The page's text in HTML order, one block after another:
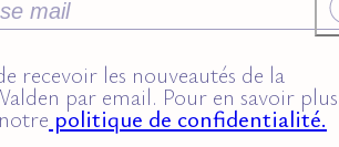
recevoir les nouveautés de la
par email. Pour en savoir
politique de confidentialité.